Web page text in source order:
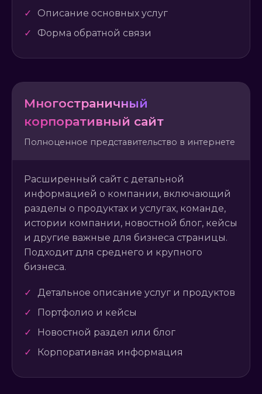
✓
Описание основных услуг
✓
Форма обратной связи
Многостраничный
корпоративный сайт
Полноценное представительство в интернете
Расширенный сайт с детальной
информацией о компании, включающий
разделы о продуктах и услугах, команде,
истории компании, новостной блог, кейсы
и другие важные для бизнеса страницы.
Подходит для среднего и крупного
бизнеса.
✓
Детальное описание услуг и продуктов
✓
Портфолио и кейсы
✓
Новостной раздел или блог
✓
Корпоративная информация